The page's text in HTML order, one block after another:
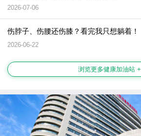
2026-07-06
伤脖子、伤腰还伤膝？看完我只想躺着！
2026-06-22
浏览更多健康加油站 +